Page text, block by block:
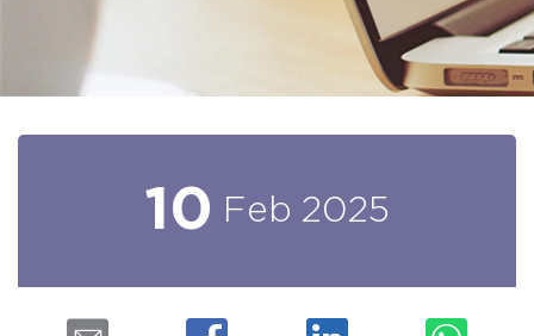
10 Feb 2025